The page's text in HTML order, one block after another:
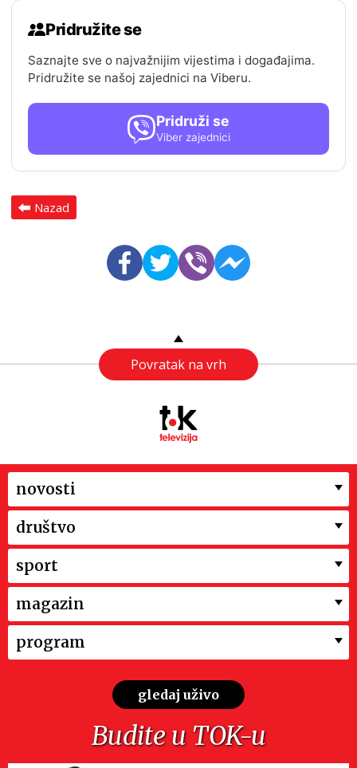
Pridružite se
Saznajte sve o najvažnijim vijestima i događajima.
Pridružite se našoj zajednici na Viberu.
Pridruži se
Viber zajednici
Nazad
Povratak na vrh
novosti
društvo
sport
magazin
program
gledaj uživo
Budite u TOK-u